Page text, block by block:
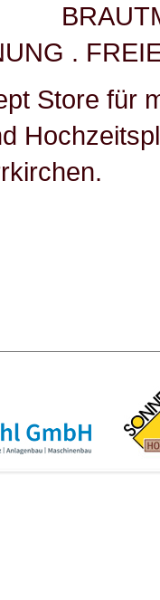
.
Store für